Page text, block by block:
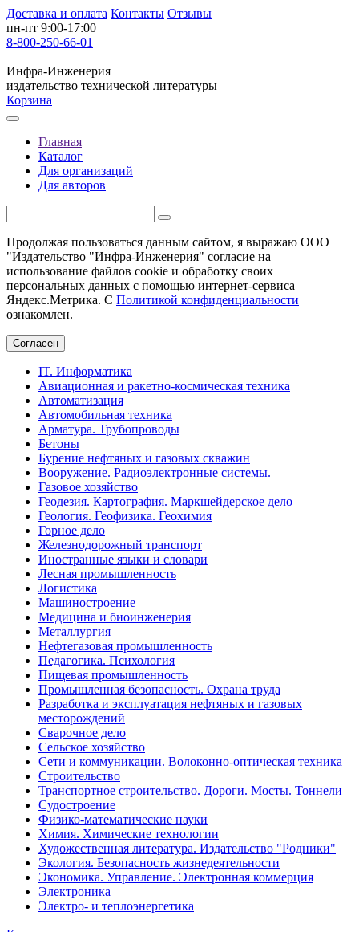
Доставка и оплата Контакты Отзывы
пн-пт 9:00-17:00
8-800-250-66-01
Инфра-Инженерия
издательство технической литературы
Корзина
Главная
Каталог
Для организаций
Для авторов
Продолжая пользоваться данным сайтом, я выражаю ООО
"Издательство "Инфра-Инженерия" согласие на
использование файлов cookie и обработку своих
персональных данных с помощью интернет-сервиса
Яндекс.Метрика. С Политикой конфиденциальности
ознакомлен.
Согласен
IT. Информатика
Авиационная и ракетно-космическая техника
Автоматизация
Автомобильная техника
Арматура. Трубопроводы
Бетоны
Бурение нефтяных и газовых скважин
Вооружение. Радиоэлектронные системы.
Газовое хозяйство
Геодезия. Картография. Маркшейдерское дело
Геология. Геофизика. Геохимия
Горное дело
Железнодорожный транспорт
Иностранные языки и словари
Лесная промышленность
Логистика
Машиностроение
Медицина и биоинженерия
Металлургия
Нефтегазовая промышленность
Педагогика. Психология
Пищевая промышленность
Промышленная безопасность. Охрана труда
Разработка и эксплуатация нефтяных и газовых
месторождений
Сварочное дело
Сельское хозяйство
Сети и коммуникации. Волоконно-оптическая техника
Строительство
Транспортное строительство. Дороги. Мосты. Тоннели
Судостроение
Физико-математические науки
Химия. Химические технологии
Художественная литература. Издательство "Родники"
Экология. Безопасность жизнедеятельности
Экономика. Управление. Электронная коммерция
Электроника
Электро- и теплоэнергетика